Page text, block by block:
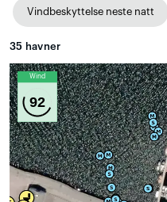
Vindbeskyttelse neste natt
35 havner
Wind
92